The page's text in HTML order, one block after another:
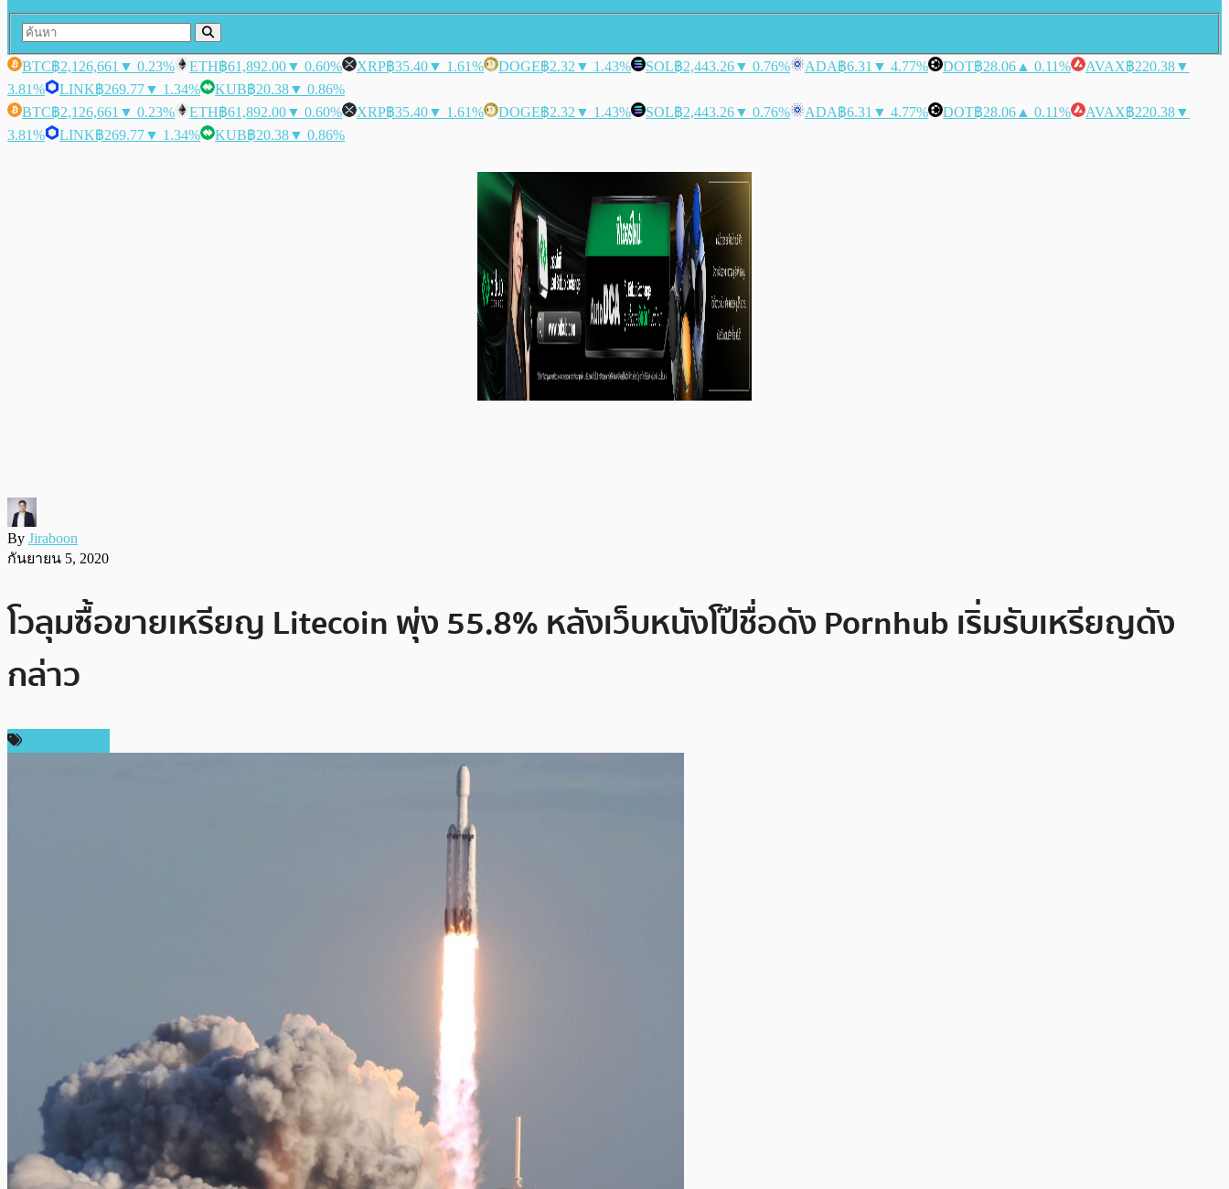
BTC฿2,126,661 ▼ 0.23% ETH฿61,892.00▼ 0.60% XRP฿35.40▼ 1.61% DOGE฿2.32 ▼ 1.43% SOL฿2,443.26▼ 0.76% ADA฿6.31 ▼ 4.77% DOT฿28.06 ▲ 0.11% AVAX฿220.38▼
3.81%
LINK฿269.77▼ 1.34% KUB฿20.38▼ 0.86%
BTC฿2,126,661 ▼ 0.23% ETH฿61,892.00▼ 0.60% XRP฿35.40▼ 1.61% DOGE฿2.32 ▼ 1.43% SOL฿2,443.26▼ 0.76% ADA฿6.31 ▼ 4.77% DOT฿28.06 ▲ 0.11% AVAX฿220.38▼
3.81%
LINK฿269.77▼ 1.34% KUB฿20.38▼ 0.86%
By Jiraboon
กันยายน 5, 2020
โวลุมซื้อขายเหรียญ Litecoin พุ่ง 55.8% หลังเว็บหนังโป๊ชื่อดัง Pornhub เริ่มรับเหรียญดัง
กล่าว